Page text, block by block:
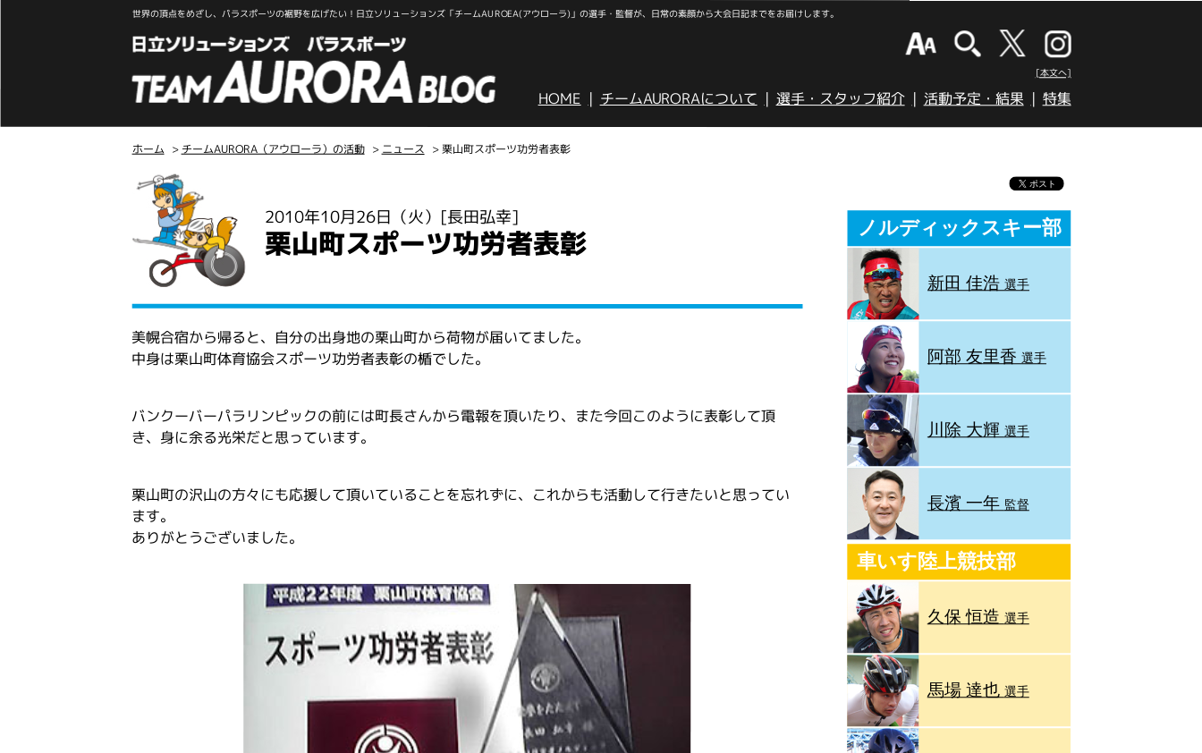
世界の頂点をめざし、パラスポーツの裾野を広げたい！日立ソリューションズ「チームAUROEA(アウローラ)」の選手・監督が、日常の素顔から大会日記までをお届けします。
[本文へ]
HOME チームAURORAについて 選手・スタッフ紹介 活動予定・結果 特集
ホーム > チームAURORA（アウローラ）の活動 > ニュース > 栗山町スポーツ功労者表彰
2010年10月26日（火） [長田弘幸]
栗山町スポーツ功労者表彰
美幌合宿から帰ると、自分の出身地の栗山町から荷物が届いてました。
中身は栗山町体育協会スポーツ功労者表彰の楯でした。
バンクーバーパラリンピックの前には町長さんから電報を頂いたり、また今回このように表彰して頂
き、身に余る光栄だと思っています。
栗山町の沢山の方々にも応援して頂いていることを忘れずに、これからも活動して行きたいと思ってい
ます。
ありがとうございました。
ノルディックスキー部
新田 佳浩 選手
阿部 友里香 選手
川除 大輝 選手
長濱 一年 監督
車いす陸上競技部
久保 恒造 選手
馬場 達也 選手